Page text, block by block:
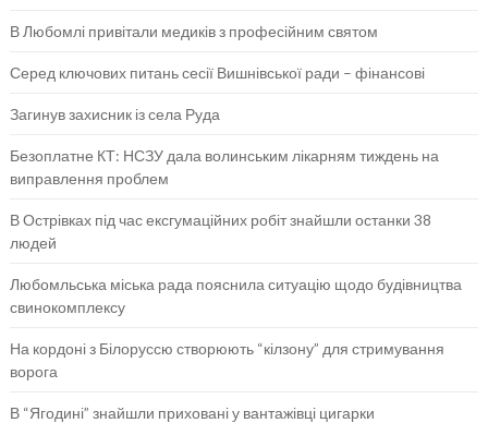
В Любомлі привітали медиків з професійним святом
Серед ключових питань сесії Вишнівської ради – фінансові
Загинув захисник із села Руда
Безоплатне КТ: НСЗУ дала волинським лікарням тиждень на
виправлення проблем
В Острівках під час ексгумаційних робіт знайшли останки 38
людей
Любомльська міська рада пояснила ситуацію щодо будівництва
свинокомплексу
На кордоні з Білоруссю створюють “кілзону” для стримування
ворога
В “Ягодині” знайшли приховані у вантажівці цигарки